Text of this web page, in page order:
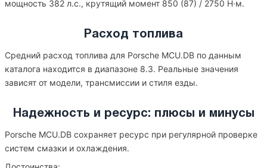
мощность 382 л.с., крутящий момент 850 (87) / 2750 Н·м.
Расход топлива
Средний расход топлива для Porsche MCU.DB по данным
каталога находится в диапазоне 8.3. Реальные значения
зависят от модели, трансмиссии и стиля езды.
Надежность и ресурс: плюсы и минусы
Porsche MCU.DB сохраняет ресурс при регулярной проверке
систем смазки и охлаждения.